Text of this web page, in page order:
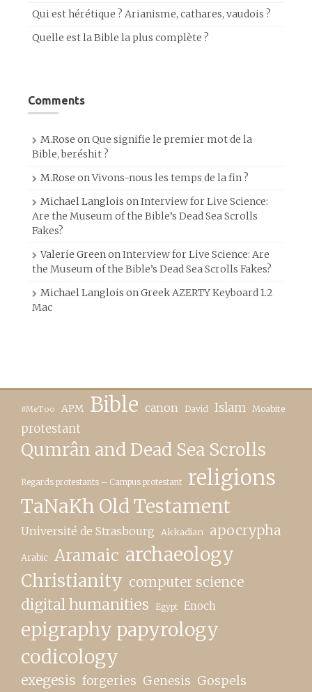
Qui est hérétique ? Arianisme, cathares, vaudois ?
Quelle est la Bible la plus complète ?
Comments
M.Rose onQue signifie le premier mot de la
Bible, beréshit ?
M.Rose onVivons-nous les temps de la fin ?
Michael Langlois onInterview for Live Science:
Are the Museum of the Bible’s Dead Sea Scrolls
Fakes?
Valerie GreenonInterview for Live Science: Are
the Museum of the Bible’s Dead Sea Scrolls Fakes?
Michael Langlois onGreek AZERTY Keyboard 1.2
Mac
#MeToo APM Bible canon David Islam Moabite
protestant
Qumrân and Dead Sea Scrolls
Regards protestants – Campus protestant religions
TaNaKh Old Testament
Université de Strasbourg Akkadian apocrypha
Arabic Aramaic archaeology
Christianity computer science
digital humanities Egypt Enoch
epigraphy papyrology
codicology
exegesis forgeries Genesis Gospels